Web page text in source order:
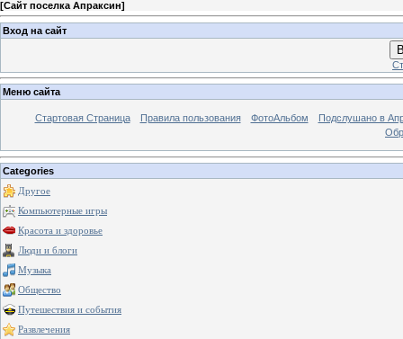
[Сайт поселка Апраксин]
Вход на сайт
Меню сайта
Стартовая Страница Правила пользования ФотоАльбом
Подслушано в
Categories
Другое
Компьютерные игры
Красота и здоровье
Люди и блоги
Музыка
Общество
Путешествия и события
Развлечения